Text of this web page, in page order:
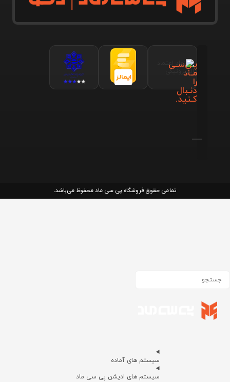
پـی‌سـی
مـاد
را
دنـبال
کـنید.
تمامی حقوق فروشگاه پی سی ماد محفوظ می‌باشد.
سیستم های آماده
سیستم های ادیشن پی سی ماد